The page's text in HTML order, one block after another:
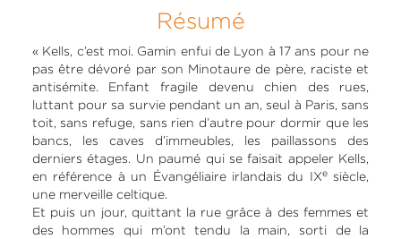
Résumé
« Kells, c’est moi. Gamin enfui de Lyon à 17 ans pour ne
pas être dévoré par son Minotaure de père, raciste et
antisémite. Enfant fragile devenu chien des rues,
luttant pour sa survie pendant un an, seul à Paris, sans
toit, sans refuge, sans rien d’autre pour dormir que les
bancs, les caves d’immeubles, les paillassons des
derniers étages. Un paumé qui se faisait appeler Kells,
en référence à un Évangéliaire irlandais du IXesiècle,
une merveille celtique.
Et puis un jour, quittant la rue grâce à des femmes et
des hommes qui m’ont tendu la main, sorti de la